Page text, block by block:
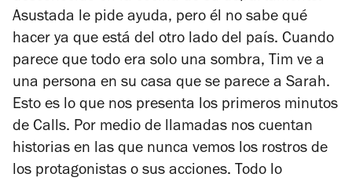
Asustada le pide ayuda, pero él no sabe qué
hacer ya que está del otro lado del país. Cuando
parece que todo era solo una sombra, Tim ve a
una persona en su casa que se parece a Sarah.
Esto es lo que nos presenta los primeros minutos
de Calls. Por medio de llamadas nos cuentan
historias en las que nunca vemos los rostros de
los protagonistas o sus acciones. Todo lo